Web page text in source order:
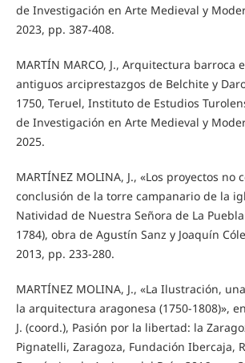
de Investigación en Arte Medieval y
2023, pp. 387-408.
MARTÍN MARCO, J., Arquitectura barroca
antiguos arciprestazgos de Belchite y
1750, Teruel, Instituto de Estudios
de Investigación en Arte Medieval y
2025.
MARTÍNEZ MOLINA, J., «Los proyectos
conclusión de la torre campanario de la
Natividad de Nuestra Señora de La
1784), obra de Agustín Sanz y Joaquín
2013, pp. 233-280.
MARTÍNEZ MOLINA, J., «La Ilustración,
la arquitectura aragonesa (1750-1808)»,
J. (coord.), Pasión por la libertad: la
Pignatelli, Zaragoza, Fundación Ibercaja,